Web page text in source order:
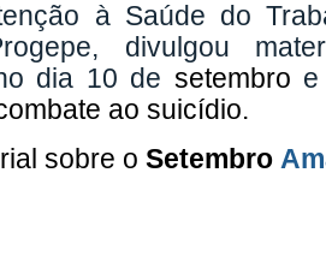
à Saúde do
divulgou
dia 10 de setembro
ao suicídio.
sobre oSetembro